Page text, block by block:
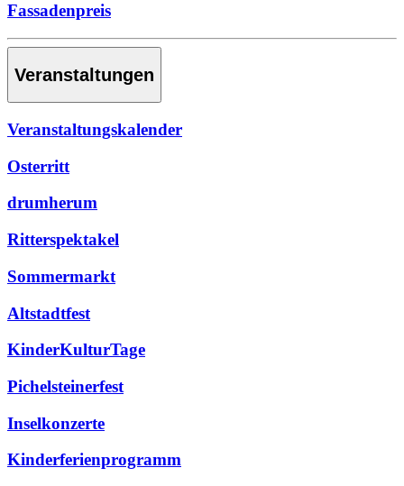
Fassadenpreis
Veranstaltungen
Veranstaltungskalender
Osterritt
drumherum
Ritterspektakel
Sommermarkt
Altstadtfest
KinderKulturTage
Pichelsteinerfest
Inselkonzerte
Kinderferienprogramm